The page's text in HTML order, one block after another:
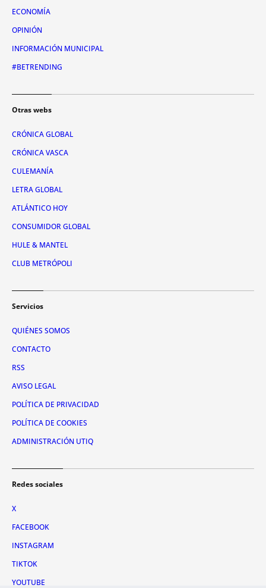
ECONOMÍA
OPINIÓN
INFORMACIÓN MUNICIPAL
#BETRENDING
Otras webs
CRÓNICA GLOBAL
CRÓNICA VASCA
CULEMANÍA
LETRA GLOBAL
ATLÁNTICO HOY
CONSUMIDOR GLOBAL
HULE & MANTEL
CLUB METRÓPOLI
Servicios
QUIÉNES SOMOS
CONTACTO
RSS
AVISO LEGAL
POLÍTICA DE PRIVACIDAD
POLÍTICA DE COOKIES
ADMINISTRACIÓN UTIQ
Redes sociales
X
FACEBOOK
INSTAGRAM
TIKTOK
YOUTUBE